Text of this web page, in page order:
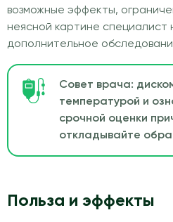
возможные эффекты,
неясной картине специалист
дополнительное
Совет врача:
температурой и
срочной оценки
откладывайте
Польза и эффекты